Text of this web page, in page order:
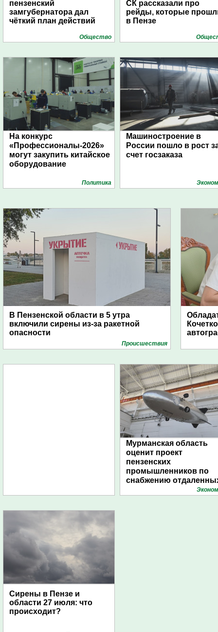
пензенский
замгубернатора дал
чёткий план действий
Общество
СК рассказали про
рейды, которые
в Пензе
На конкурс
«Профессионалы-2026»
могут закупить китайское
оборудование
Политика
Машиностроение в
России пошло в рост
счет госзаказа
В Пензенской области в 5 утра
включили сирены из-за ракетной
опасности
Проиcшествия
Мурманская область
оценит проект
пензенских
промышленников по
снабжению
поселений с помощью
Сирены в Пензе и
области 27 июля: что
происходит?